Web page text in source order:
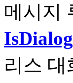
메시지
리스 대